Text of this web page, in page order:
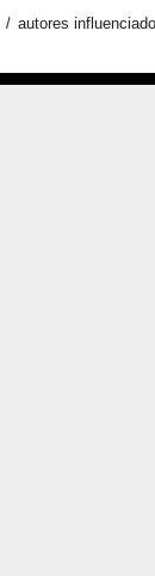
autores